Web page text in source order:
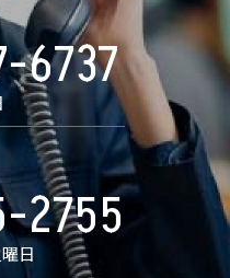
6737
2755
日